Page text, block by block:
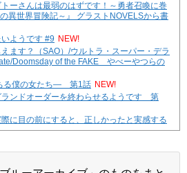
ーさんは最弱のはずです！～勇者召喚に巻
異世界冒険記～』 グラストNOVELSから書
いようです #9 NEW!
ます？（SAO）/ウルトラ・スーパー・デラ
Doomsday of the FAKE やべーやつらの
る僕の女たち― 第1話 NEW!
ンドオーダーを終わらせるようです 第
目の前にすると、正しかったと実感する
世界で生きているようです ２９６３ -33
のクソたぬき～ あとがき